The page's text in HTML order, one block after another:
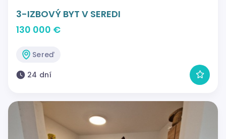
3-IZBOVÝ BYT V SEREDI
130 000 €
Sereď
24 dní